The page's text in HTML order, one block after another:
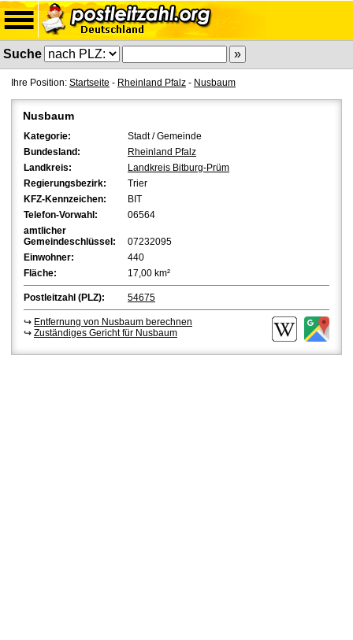
Suche
Ihre Position: Startseite - Rheinland Pfalz - Nusbaum
Nusbaum
Kategorie:
Stadt / Gemeinde
Bundesland:
Rheinland Pfalz
Landkreis:
Landkreis Bitburg-Prüm
Regierungsbezirk:
Trier
KFZ-Kennzeichen:
BIT
Telefon-Vorwahl:
06564
amtlicher
Gemeindeschlüssel:
07232095
Einwohner:
440
Fläche:
17,00 km²
Postleitzahl (PLZ): 54675
↪ Entfernung von Nusbaum berechnen
↪ Zuständiges Gericht für Nusbaum